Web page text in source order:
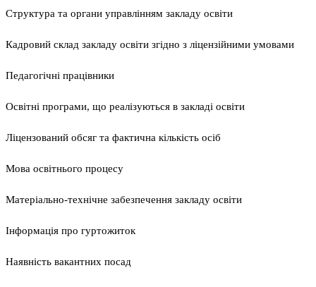
Структура та органи управлінням закладу освіти
Кадровий склад закладу освіти згідно з ліцензійними умовами
Педагогічні працівники
Освітні програми, що реалізуються в закладі освіти
Ліцензований обсяг та фактична кількість осіб
Мова освітнього процесу
Матеріально-технічне забезпечення закладу освіти
Інформація про гуртожиток
Наявність вакантних посад